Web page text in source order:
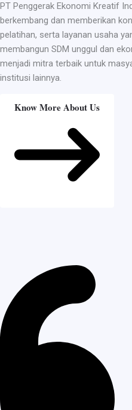
PT Penggerak Ekonomi Kreatif
berkembang dan memberikan
pelatihan, serta layanan usaha
membangun SDM unggul dan
menjadi mitra terbaik untuk
institusi lainnya.
Know More About Us